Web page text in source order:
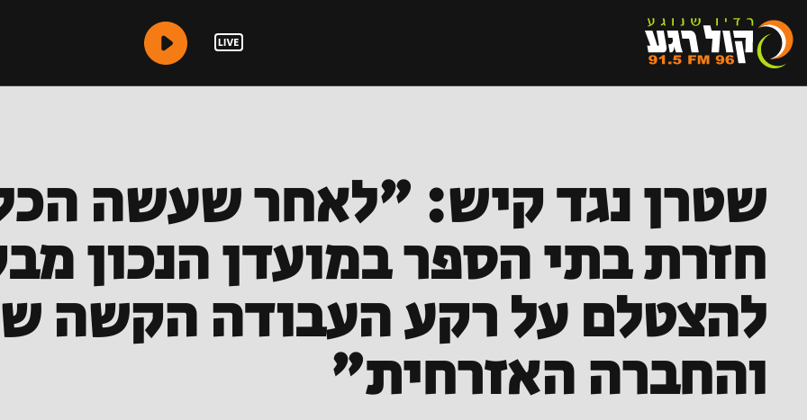
שטרן נגד קיש: "לאחר שעשה
חזרת בתי הספר במועדן הנכון
להצטלם על רקע העבודה הקשה
והחברה האזרחית"